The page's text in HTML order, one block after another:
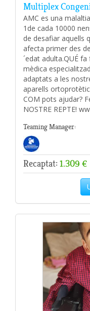
Multiplex
AMC es una
1de cada 10000
de desafiar aquells
afecta primer des
´edat adulta.QUÉ
mèdica
adaptats a les
aparells
COM pots ajudar?
NOSTRE REPTE!
Teaming Manager:
Recaptat: 1.309 €